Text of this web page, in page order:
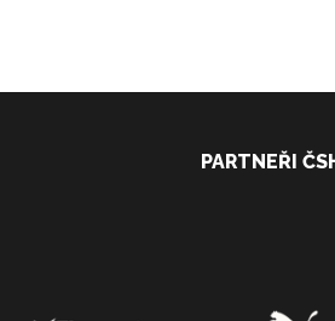
PARTNEŘI